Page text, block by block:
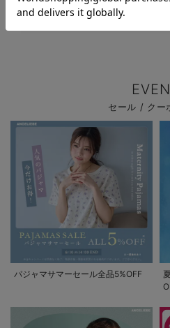
セール / クー
パジャマサマーセール全品5%OFF